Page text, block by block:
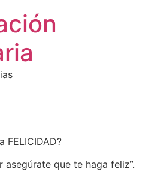
FELICIDAD?
asegúrate que te haga feliz”.